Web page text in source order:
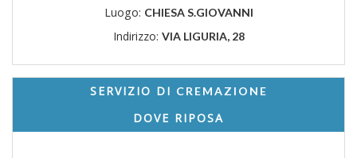
Luogo: CHIESA S.GIOVANNI
Indirizzo: VIA LIGURIA, 28
SERVIZIO DI CREMAZIONE
DOVE RIPOSA